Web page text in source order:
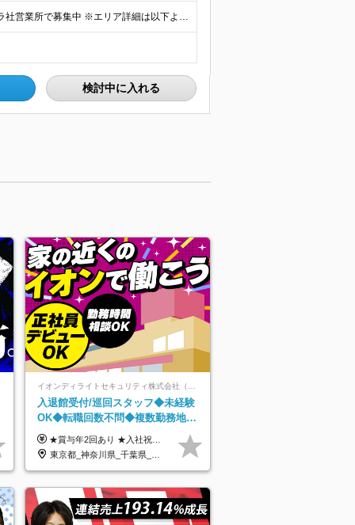
★希望勤務地で働ける ★転勤なし ★全国のコカ・コーラ社営業所で募集中 ※エリア詳細は以下よりご確認ください。
検討中に入れる
入退館受付/巡回スタッフ◆未経験
OK◆転職回数不問◆複数勤務地で
募集中◆ブランクありOK◆室内業
務がメイン
★賞与年2回あり ★入社祝い金3万円支給 ★出産祝い金や育児支援金などの手当も充実！ ≪給与モデル≫ 【東京】基本給27万2780円/月給＋時間外手当（25h） 【愛知】基本給25万4990円/月給＋時間外手当（25h） 【大阪】基本給25万4990円/月給＋時間外手当（25h） 【福岡】基本給23万7200円/月給＋時間外手当（25h） -------------- ▽各地の給与は下記をご確認ください！ ■北海道 月給20万円～ ■東北 月給20万円～ ■北関東 埼玉／月給22万5000円～ 茨城・群馬・新潟／月給20万円～ ■南関東 東京・神奈川／月給23万円～ 千葉／月給22万5000円～ 山梨／月給20万円～ ■中部 愛知／月給21万5000円～ 長野・岐阜・三重／月給20万円～ ■関西 大阪／月給21万5000円～ 京都・兵庫／月給21万円～ 滋賀・奈良／月給20万円～ ■中四国 岡山・山口・四国・広島／月給20万円～ ■九州 福岡・鹿児島・長崎／月給20万円～
東京都_神奈川県_千葉県_北海道_福島県_長野県_岐阜県_三重県_京都府_福岡県